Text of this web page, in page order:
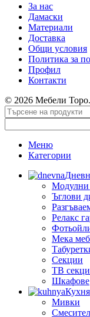
За нас
Дамаски
Материали
Доставка
Общи условия
Политика за
Профил
Контакти
© 2026 Мебели
Меню
Категории
Модулни
Ъглови
Релакс
Мека
Секции
ТВ
Шкафове
Кухня
Мивки